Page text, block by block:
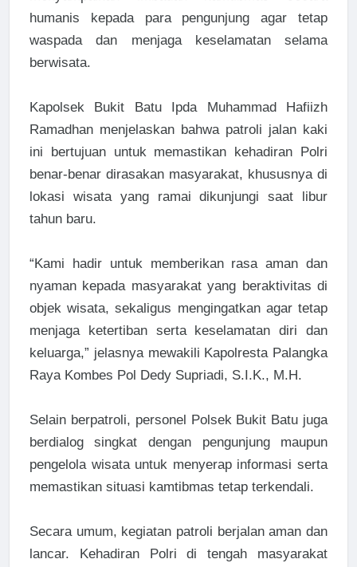
humanis kepada para pengunjung agar tetap
waspada dan menjaga keselamatan selama
berwisata.
Kapolsek Bukit Batu Ipda Muhammad Hafiizh
Ramadhan menjelaskan bahwa patroli jalan kaki
ini bertujuan untuk memastikan kehadiran Polri
benar-benar dirasakan masyarakat, khususnya di
lokasi wisata yang ramai dikunjungi saat libur
tahun baru.
“Kami hadir untuk memberikan rasa aman dan
nyaman kepada masyarakat yang beraktivitas di
objek wisata, sekaligus mengingatkan agar tetap
menjaga ketertiban serta keselamatan diri dan
keluarga,” jelasnya mewakili Kapolresta Palangka
Raya Kombes Pol Dedy Supriadi, S.I.K., M.H.
Selain berpatroli, personel Polsek Bukit Batu juga
berdialog singkat dengan pengunjung maupun
pengelola wisata untuk menyerap informasi serta
memastikan situasi kamtibmas tetap terkendali.
Secara umum, kegiatan patroli berjalan aman dan
lancar. Kehadiran Polri di tengah masyarakat